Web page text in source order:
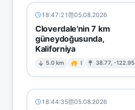
18:47:21 05.08.2026
Cloverdale'nin 7 km
güneydoğusunda,
Kaliforniya
5.0 km I 38.77, -122.95
18:44:35 05.08.2026